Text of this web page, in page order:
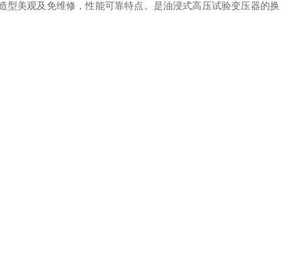
美观及免维修，性能可靠特点。是油浸式高压试验变压器的换